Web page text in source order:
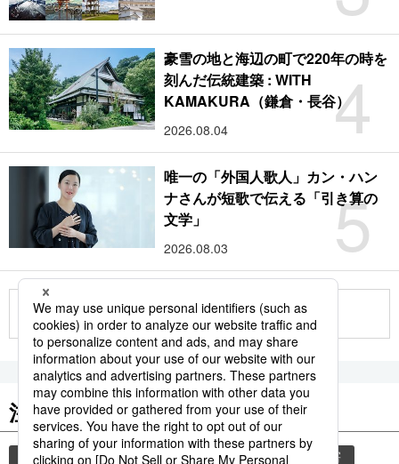
4
豪雪の地と海辺の町で220年の時を
刻んだ伝統建築 : WITH
KAMAKURA（鎌倉・長谷）
2026.08.04
5
唯一の「外国人歌人」カン・ハン
ナさんが短歌で伝える「引き算の
文学」
2026.08.03
もっと見る
注目のキーワード
共同通信ニュース 気象・災害 観光 災害